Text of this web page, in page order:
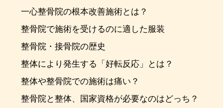
一心整骨院の根本改善施術とは？
整骨院で施術を受けるのに適した服装
整骨院・接骨院の歴史
整体により発生する「好転反応」とは？
整体や整骨院での施術は痛い？
整骨院と整体、国家資格が必要なのはどっち？